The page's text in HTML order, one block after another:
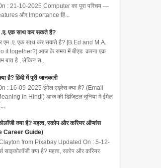
: 21-10-2025 Computer का पूरा परिचय —
और Importance हिं...
.ए. एक साथ कर सकते है?
एम .ए. एक साथ कर सकते है? [B.Ed and M.A.
it together?] आज के समय में बीएड करना एक
बात है , लेकिन स...
है? हिंदी में पूरी जानकारी
: 16-09-2025 ईमेल एड्रेस क्या है? (Email
in Hindi) आज की डिजिटल दुनिया में ईमेल
क्या है? महत्व, स्कोप और करियर ऑप्शंस
Career Guide)
from Pixabay Updated On : 5-12-
साइकोलॉजी क्या है? महत्व, स्कोप और करियर